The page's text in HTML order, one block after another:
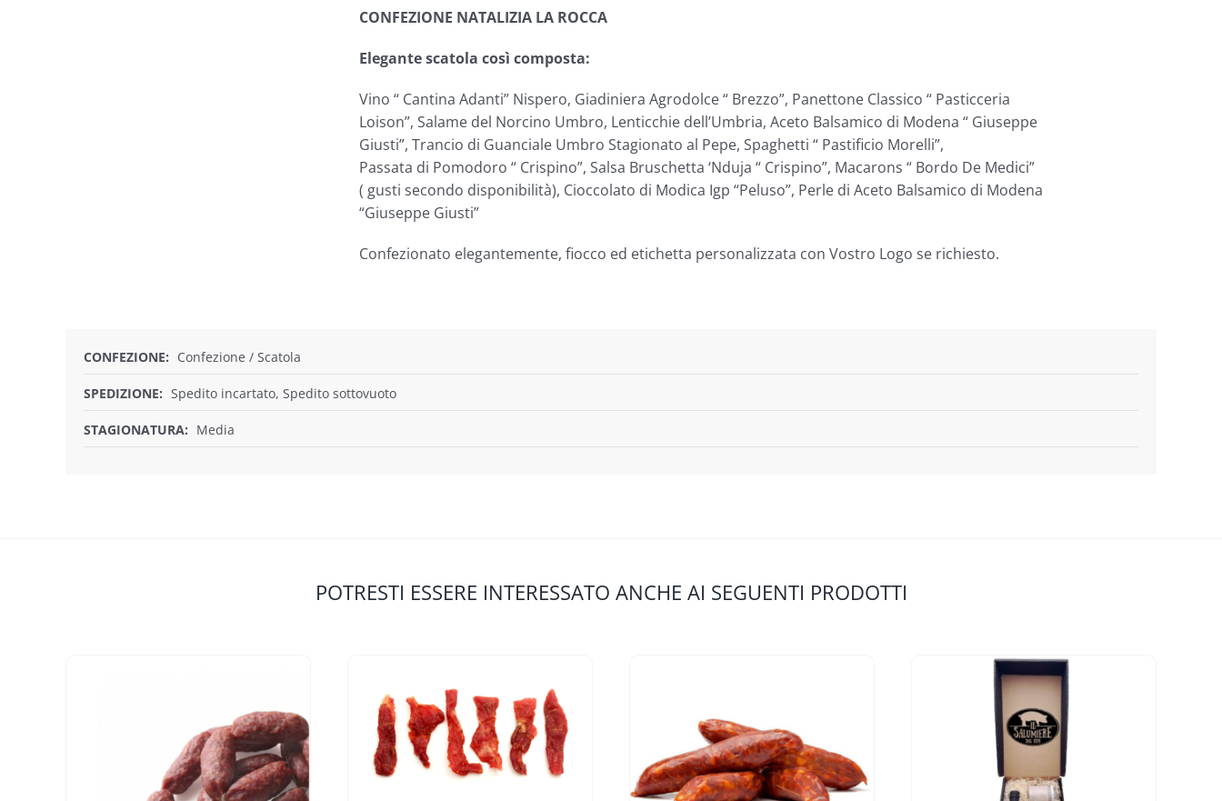
CONFEZIONE NATALIZIA LA ROCCA
Elegante scatola così composta:
Vino “ Cantina Adanti” Nispero, Giadiniera Agrodolce “ Brezzo”, Panettone Classico “ Pasticceria
Loison”, Salame del Norcino Umbro, Lenticchie dell’Umbria, Aceto Balsamico di Modena “ Giuseppe
Giusti”, Trancio di Guanciale Umbro Stagionato al Pepe, Spaghetti “ Pastificio Morelli”,
Passata di Pomodoro “ Crispino”, Salsa Bruschetta ‘Nduja “ Crispino”, Macarons “ Bordo De Medici”
( gusti secondo disponibilità), Cioccolato di Modica Igp “Peluso”, Perle di Aceto Balsamico di Modena
“Giuseppe Giusti”
Confezionato elegantemente, fiocco ed etichetta personalizzata con Vostro Logo se richiesto.
CONFEZIONE: Confezione / Scatola
SPEDIZIONE: Spedito incartato, Spedito sottovuoto
STAGIONATURA: Media
POTRESTI ESSERE INTERESSATO ANCHE AI SEGUENTI PRODOTTI